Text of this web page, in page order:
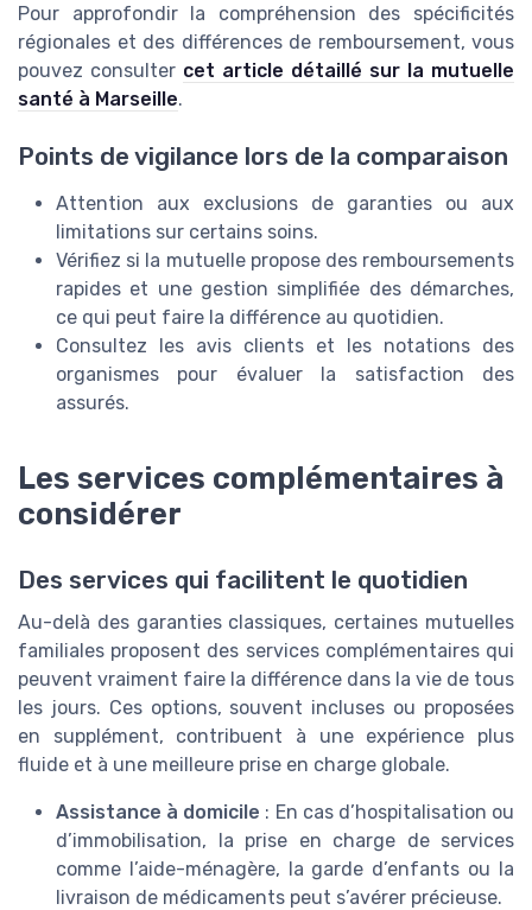
Pour approfondir la compréhension des spécificités
régionales et des différences de remboursement, vous
pouvez consulter cet article détaillé sur la mutuelle
santé à Marseille.
Points de vigilance lors de la comparaison
Attention aux exclusions de garanties ou aux
limitations sur certains soins.
Vérifiez si la mutuelle propose des remboursements
rapides et une gestion simplifiée des démarches,
ce qui peut faire la différence au quotidien.
Consultez les avis clients et les notations des
organismes pour évaluer la satisfaction des
assurés.
Les services complémentaires à
considérer
Des services qui facilitent le quotidien
Au-delà des garanties classiques, certaines mutuelles
familiales proposent des services complémentaires qui
peuvent vraiment faire la différence dans la vie de tous
les jours. Ces options, souvent incluses ou proposées
en supplément, contribuent à une expérience plus
fluide et à une meilleure prise en charge globale.
Assistance à domicile : En cas d’hospitalisation ou
d’immobilisation, la prise en charge de services
comme l’aide-ménagère, la garde d’enfants ou la
livraison de médicaments peut s’avérer précieuse.